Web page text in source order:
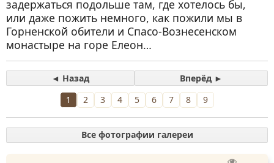
задержаться подольше там, где хотелось бы,
или даже пожить немного, как пожили мы в
Горненской обители и Спасо-Вознесенском
монастыре на горе Елеон…
◄ Назад
Вперёд ►
1
2 3 4 5 6 7 8 9
Все фотографии галереи